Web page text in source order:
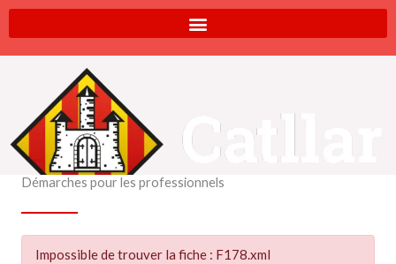
Aller
au
contenu
Démarches pour les professionnels
Impossible de trouver la fiche : F178.xml